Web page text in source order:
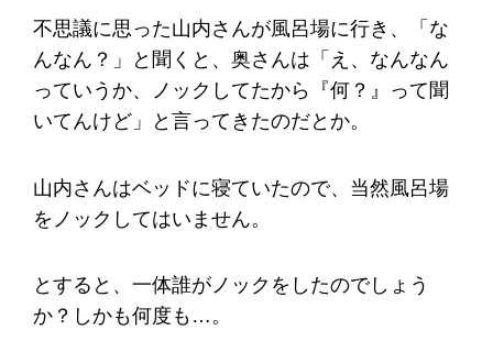
不思議に思った山内さんが風呂場に行き、「な
んなん？」と聞くと、奥さんは「え、なんなん
っていうか、ノックしてたから『何？』って聞
いてんけど」と言ってきたのだとか。
山内さんはベッドに寝ていたので、当然風呂場
をノックしてはいません。
とすると、一体誰がノックをしたのでしょう
か？しかも何度も…。